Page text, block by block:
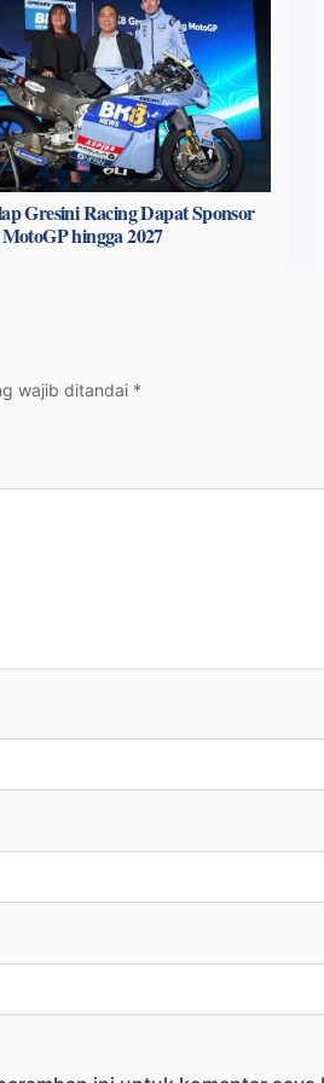
Gresini Racing Dapat Sponsor
hingga 2027
wajib ditandai *